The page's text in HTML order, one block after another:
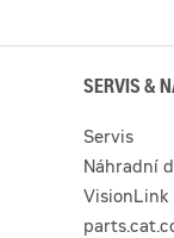
SERVIS &
Servis
Náhradní
VisionLink